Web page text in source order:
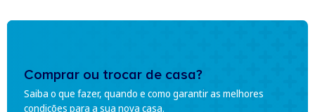
Comprar ou trocar de casa?
Saiba o que fazer, quando e como garantir as melhores
condições para a sua nova casa.